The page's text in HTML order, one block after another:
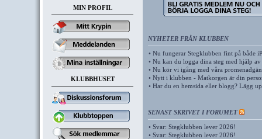
MIN PROFIL
KLUBBHUSET
NYHETER FRÅN KLUBBEN
• Nu fungerar Stegklubben fint på både
• Nu kan du logga dina steg med hjälp
• Nu kör vi igång med våra
• Nytt i klubben - Matkorgen är din
• Har du en hemsida eller blogg? Lägg
SENAST SKRIVET I FORUMET
• Svar: Stegklubben lever 2026!
• Svar: Stegklubben lever 2026!